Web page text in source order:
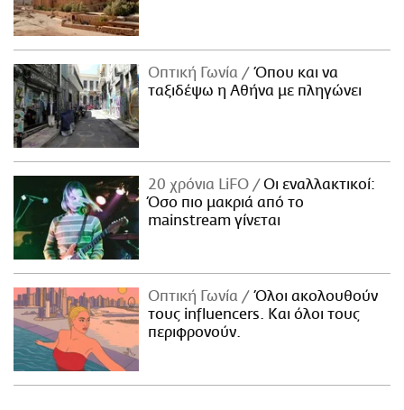
Οπτική Γωνία
Όπου και να
ταξιδέψω η Αθήνα με πληγώνει
20 χρόνια LiFO
Οι εναλλακτικοί:
Όσο πιο μακριά από το
mainstream γίνεται
Οπτική Γωνία
Όλοι ακολουθούν
τους influencers. Και όλοι τους
περιφρονούν.